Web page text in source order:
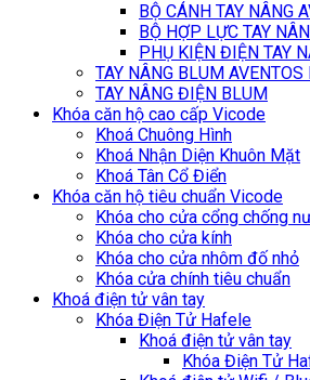
BỘ CÁNH TAY NÂNG
BỘ HỢP LỰC TAY
PHỤ KIỆN ĐIỆN TAY
TAY NÂNG BLUM
TAY NÂNG ĐIỆN BLUM
Khóa căn hộ cao cấp Vicode
Khoá Chuông Hình
Khoá Nhận Diện Khuôn Mặt
Khoá Tân Cổ Điển
Khóa căn hộ tiêu chuẩn Vicode
Khóa cho cửa cổng chống
Khóa cho cửa kính
Khóa cho cửa nhôm đố nhỏ
Khóa cửa chính tiêu chuẩn
Khoá điện tử vân tay
Khóa Điện Tử Hafele
Khoá điện tử vân tay
Khóa Điện Tử